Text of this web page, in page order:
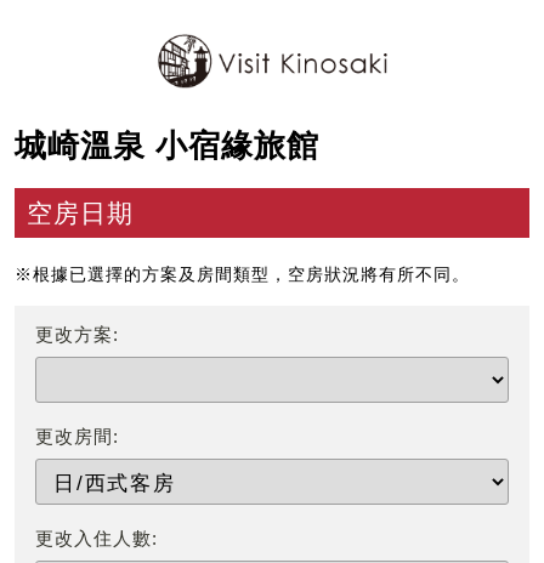
城崎溫泉 小宿緣旅館
空房日期
※根據已選擇的方案及房間類型，空房狀況將有所不同。
更改方案:
更改房間:
更改入住人數: